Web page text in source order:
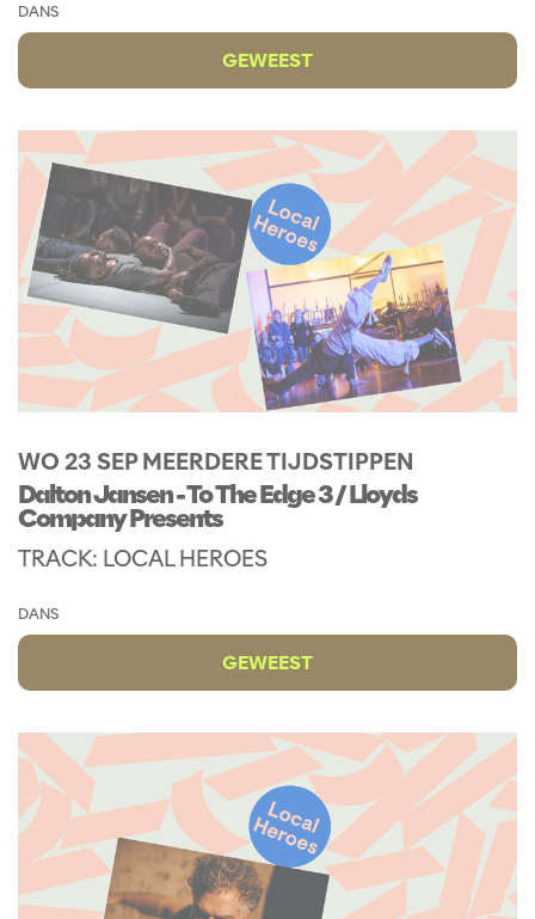
DANS
GEWEEST
Dalton Jansen - To The Edge 3 / Lloyds
Company Presents
TRACK: LOCAL HEROES
WO 23 SEPMEERDERE TIJDSTIPPEN
DANS
GEWEEST